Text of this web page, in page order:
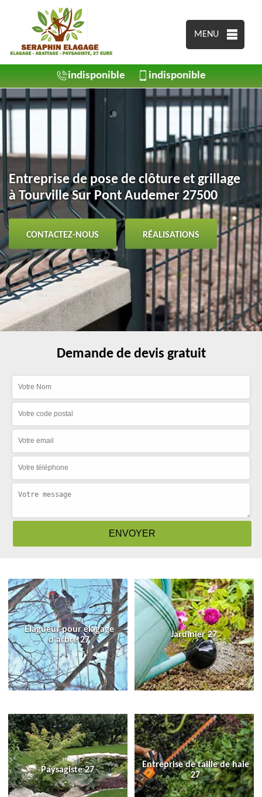
MENU
indisponible indisponible
Entreprise de pose de clôture et grillage
à Tourville Sur Pont Audemer 27500
CONTACTEZ-NOUS RÉALISATIONS
Demande de devis gratuit
Elagueur pour élagage
d'arbre 27
Jardinier 27
Paysagiste 27
Entreprise de taille de haie
27